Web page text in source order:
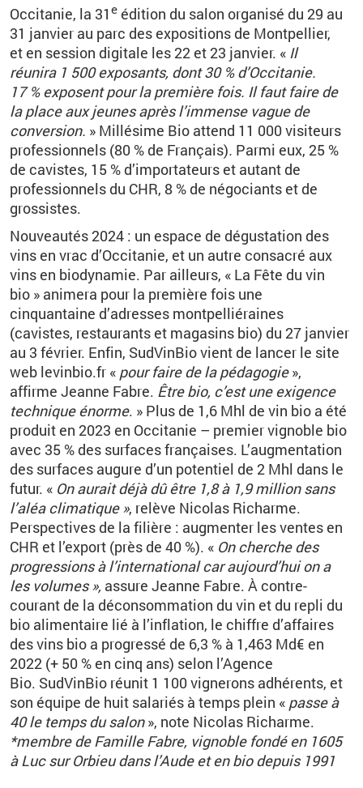
Occitanie, la 31 e édition du salon organisé du 29 au
31 janvier au parc des expositions de Montpellier,
et en session digitale les 22 et 23 janvier. « Il
réunira 1 500 exposants, dont 30 % d’Occitanie.
17 % exposent pour la première fois. Il faut faire de
la place aux jeunes après l’immense vague de
conversion. » Millésime Bio attend 11 000visiteurs
professionnels (80 % de Français). Parmi eux, 25 %
de cavistes, 15 % d’importateurs et autant de
professionnels du CHR, 8 % de négociants et de
grossistes.
Nouveautés 2024 : un espace de dégustation des
vins en vrac d’Occitanie, et un autre consacré aux
vins en biodynamie. Par ailleurs, « La Fête du vin
bio » animera pour la première fois une
cinquantaine d’adresses montpelliéraines
(cavistes, restaurants et magasins bio) du 27 janvier
au 3 février. Enfin, SudVinBio vient de lancer le site
web levinbio.fr « pour faire de la pédagogie »,
affirme Jeanne Fabre. Être bio, c’est une exigence
technique énorme. » Plus de 1,6 Mhl de vin bio a été
produit en 2023 en Occitanie – premier vignoble bio
avec 35 % des surfaces françaises. L’augmentation
des surfaces augure d’un potentiel de 2 Mhl dans le
futur. « On aurait déjà dû être 1,8 à 1,9 million sans
l’aléa climatique », relève Nicolas Richarme.
Perspectives de la filière : augmenter les ventes en
CHR et l’export (près de 40 %). « On cherche des
progressions à l’international car aujourd’hui on a
les volumes », assure Jeanne Fabre. À contre-
courant de la déconsommation du vin et du repli du
bio alimentaire lié à l’inflation, le chiffre d’affaires
des vins bio a progressé de 6,3 % à 1,463 Md€ en
2022 (+ 50 % en cinq ans) selon l’Agence
Bio. SudVinBio réunit 1 100vignerons adhérents, et
son équipe de huit salariés à temps plein « passe à
40 le temps du salon », note Nicolas Richarme.
*membre de Famille Fabre, vignoble fondé en 1605
à Luc sur Orbieu dans l’Aude et en bio depuis 1991